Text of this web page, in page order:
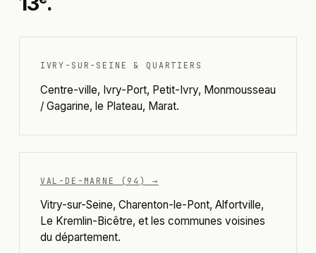
IVRY-SUR-SEINE & QUARTIERS
Centre-ville, Ivry-Port, Petit-Ivry, Monmousseau
/ Gagarine, le Plateau, Marat.
VAL-DE-MARNE (94) →
Vitry-sur-Seine, Charenton-le-Pont, Alfortville,
Le Kremlin-Bicêtre, et les communes voisines
du département.